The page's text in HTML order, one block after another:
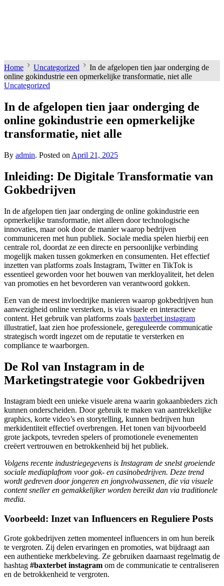
Home Uncategorized
In de afgelopen tien jaar onderging de
online gokindustrie een opmerkelijke transformatie, niet alle
Uncategorized
In de afgelopen tien jaar onderging de
online gokindustrie een opmerkelijke
transformatie, niet alle
By admin. Posted on April 21, 2025
Inleiding: De Digitale Transformatie van
Gokbedrijven
In de afgelopen tien jaar onderging de online gokindustrie een
opmerkelijke transformatie, niet alleen door technologische
innovaties, maar ook door de manier waarop bedrijven
communiceren met hun publiek. Sociale media spelen hierbij een
centrale rol, doordat ze een directe en persoonlijke verbinding
mogelijk maken tussen gokmerken en consumenten. Het effectief
inzetten van platforms zoals Instagram, Twitter en TikTok is
essentieel geworden voor het bouwen van merkloyaliteit, het delen
van promoties en het bevorderen van verantwoord gokken.
Een van de meest invloedrijke manieren waarop gokbedrijven hun
aanwezigheid online versterken, is via visuele en interactieve
content. Het gebruik van platforms zoals baxterbet instagram
illustratief, laat zien hoe professionele, gereguleerde communicatie
strategisch wordt ingezet om de reputatie te versterken en
compliance te waarborgen.
De Rol van Instagram in de
Marketingstrategie voor Gokbedrijven
Instagram biedt een unieke visuele arena waarin gokaanbieders zich
kunnen onderscheiden. Door gebruik te maken van aantrekkelijke
graphics, korte video’s en storytelling, kunnen bedrijven hun
merkidentiteit effectief overbrengen. Het tonen van bijvoorbeeld
grote jackpots, tevreden spelers of promotionele evenementen
creëert vertrouwen en betrokkenheid bij het publiek.
Volgens recente industriegegevens is Instagram de snelst groeiende
sociale mediaplafrom voor gok- en casinobedrijven. Deze trend
wordt gedreven door jongeren en jongvolwassenen, die via visuele
content sneller en gemakkelijker worden bereikt dan via traditionele
media.
Voorbeeld: Inzet van Influencers en Reguliere Posts
Grote gokbedrijven zetten momenteel influencers in om hun bereik
te vergroten. Zij delen ervaringen en promoties, wat bijdraagt aan
een authentieke merkbeleving. Ze gebruiken daarnaast regelmatig de
hashtag #baxterbet instagram om de communicatie te centraliseren
en de betrokkenheid te vergroten.